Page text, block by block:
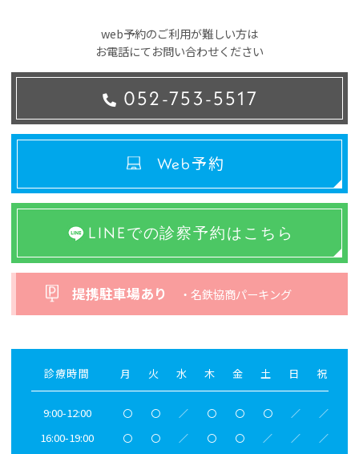
052-753-5517
web予約のご利用が難しい方は
お電話にてお問い合わせください
Web予約
LINEでの診察予約はこちら
提携駐車場あり ・名鉄協商パーキング
診療時間 月 火 水 木 金 土 日 祝
9:00-12:00 〇 〇 ／ 〇 〇 〇 ／ ／
16:00-19:00 〇 〇 ／ 〇 〇 ／ ／ ／